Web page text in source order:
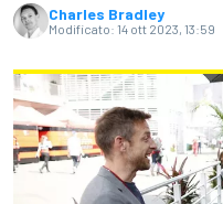
Charles Bradley
Modificato: 14 ott 2023, 13:59